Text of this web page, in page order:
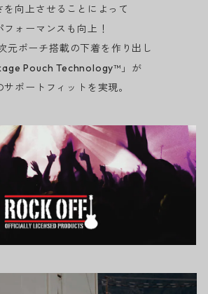
を向上させることによって
フォーマンスも向上！
元ポーチ搭載の下着を作り出し
Pouch Technology™」が
サポートフィットを実現。